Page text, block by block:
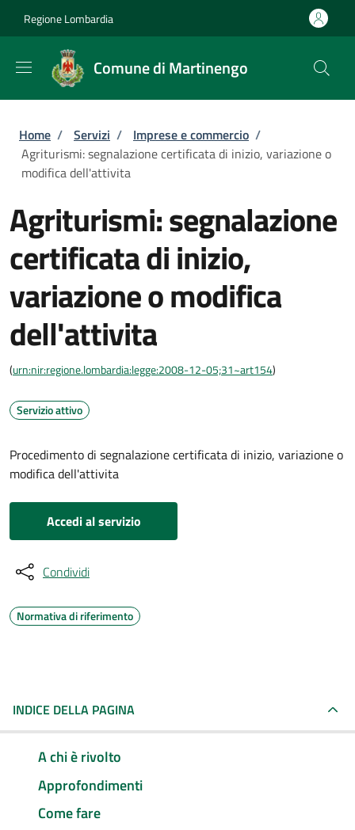
Regione Lombardia
Comune di Martinengo
Briciole di pane
Home / Servizi / Imprese e commercio /
Agriturismi: segnalazione certificata di inizio, variazione o
modifica dell'attivita
Agriturismi: segnalazione
certificata di inizio,
variazione o modifica
dell'attivita
(urn:nir:regione.lombardia:legge:2008-12-05;31~art154)
Servizio attivo
Procedimento di segnalazione certificata di inizio, variazione o
modifica dell'attivita
Accedi al servizio
Condividi
Normativa di riferimento
INDICE DELLA PAGINA
A chi è rivolto
Approfondimenti
Come fare